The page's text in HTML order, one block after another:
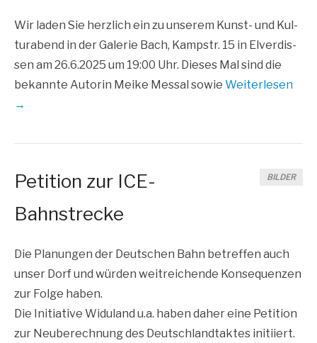
Wir laden Sie herz­lich ein zu unse­rem Kunst- und Kul­
tur­abend in der Gale­rie Bach, Kamp­str. 15 in Elver­dis­
sen am 26.6.2025 um 19:00 Uhr. Die­ses Mal sind die
bekann­te Autorin Mei­ke Messal sowie Wei­ter­le­sen
→
Petition zur ICE-
Bahnstrecke
BILDER
Die Pla­nun­gen der Deut­schen Bahn betref­fen auch
unser Dorf und wür­den weit­rei­chen­de Kon­se­quen­zen
zur Fol­ge haben.
Die Initia­ti­ve Widu­land u.a. haben daher eine Peti­ti­on
zur Neu­be­rech­nung des Deutsch­land­tak­tes initiiert.